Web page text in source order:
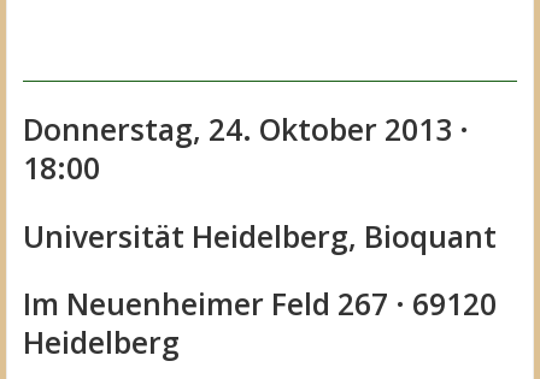
Donnerstag, 24. Oktober 2013 ·
18:00
Universität Heidelberg, Bioquant
Im Neuenheimer Feld 267 · 69120
Heidelberg